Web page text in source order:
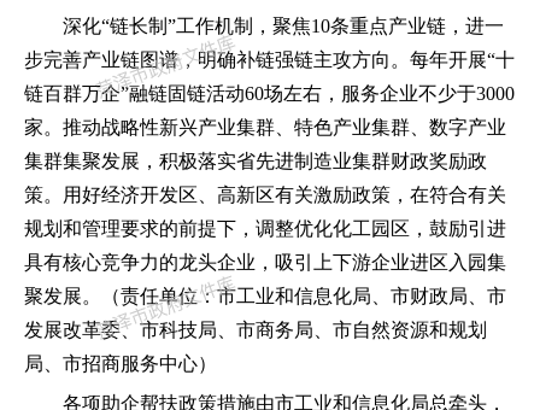
深化“链长制 ”工作机制 ， 聚焦10条重点产业链 ， 进一
步完善产业链图谱，明确补链强链主攻方向。每年开展“十
链百群万企”融链固链活动60场左右 ， 服务企业不少于3000
家。推动战略性新兴产业集群、特色产业集群、数字产业
集群集聚发展 ， 积极落实省先进制造业集群财政奖励政
策。用好经济开发区、高新区有关激励政策 ， 在符合有关
规划和管理要求的前提下 ， 调整优化化工园区 ， 鼓励引进
具有核心竞争力的龙头企业 ， 吸引上下游企业进区入园集
聚发展。
（责任单位：市工业和信息化局、市财政局、市
发展改革委、市科技局、市商务局、市自然资源和规划
局、市招商服务中心）
各项助企帮扶政策措施由市工业和信息化局总牵头 ，